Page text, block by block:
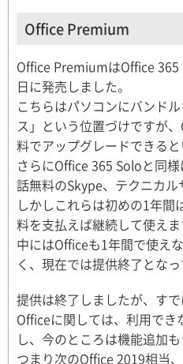
Office Premium
Office PremiumはOffice
日に発売しました。
こちらはパソコンにバンド
ス」という位置づけですが
料でアップグレードできると
さらにOffice 365 Soloと同
話無料のSkype、テクニカル
しかしこれらは初めの1年間
料を支払えば継続して使えま
中にはOfficeも1年間で使え
く、現在では提供終了となっ
提供は終了しましたが、す
Officeに関しては、利用でき
し、今のところは機能追加も
つまり次のOffice 2019相当